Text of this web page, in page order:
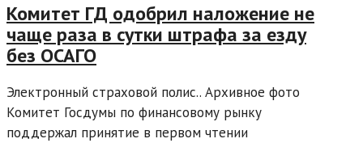
Комитет ГД одобрил наложение не
чаще раза в сутки штрафа за езду
без ОСАГО
Электронный страховой полис.. Архивное фото
Комитет Госдумы по финансовому рынку
поддержал принятие в первом чтении